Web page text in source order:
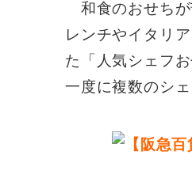
和食のおせちが
レンチやイタリ
た「人気シェフ
一度に複数のシ